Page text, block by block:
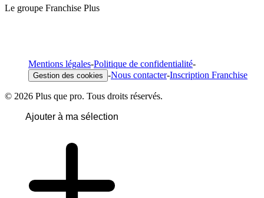
Le groupe Franchise Plus
Mentions légales-Politique de confidentialité-
Gestion des cookies -Nous contacter-Inscription Franchise
© 2026 Plus que pro. Tous droits réservés.
Ajouter à ma sélection